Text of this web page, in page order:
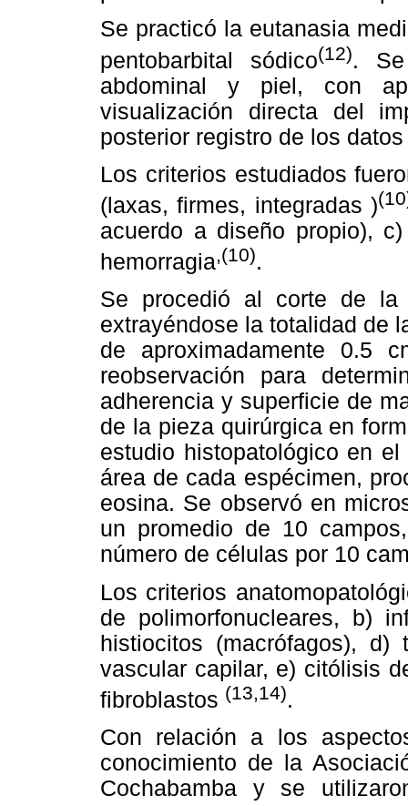
Se practicó la eutanasia
pentobarbital sódico(12).
abdominal y piel, con
visualización directa del
posterior registro de los
Los criterios estudiados
(laxas, firmes, integradas )
acuerdo a diseño propio),
hemorragia,(10).
Se procedió al corte de
extrayéndose la totalidad de
de aproximadamente 0.5
reobservación para
adherencia y superficie de
de la pieza quirúrgica en
estudio histopatológico en
área de cada espécimen,
eosina. Se observó en
un promedio de 10
número de células por 10
Los criterios
de polimorfonucleares, b)
histiocitos (macrófagos),
vascular capilar, e) citólisis
fibroblastos (13,14).
Con relación a los
conocimiento de la
Cochabamba y se